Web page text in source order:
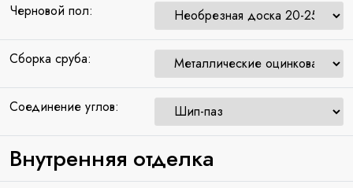
Черновой пол:
Сборка сруба:
Соединение углов:
Внутренняя отделка